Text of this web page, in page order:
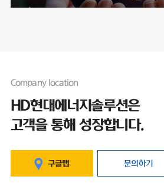
Company location
HD현대에너지솔루션은
고객을 통해 성장합니다.
구글맵 문의하기